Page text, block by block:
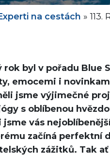
na cestách »
rok byl v pořadu Blue
emocemi i
jsme výjimečné
s oblíbenou
jsme vás
začíná perfektní
zážitků. Tak